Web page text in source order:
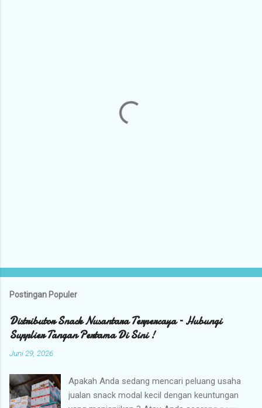
Postingan Populer
Distributor Snack Nusantara Terpercaya – Hubungi
Supplier Tangan Pertama Di Sini !
Juni 29, 2026
Apakah Anda sedang mencari peluang usaha
jualan snack modal kecil dengan keuntungan